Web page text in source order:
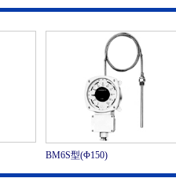
BM6S型(Φ150)